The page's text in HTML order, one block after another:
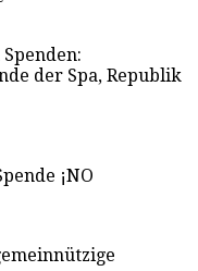
der Spa, Republik
¡NO